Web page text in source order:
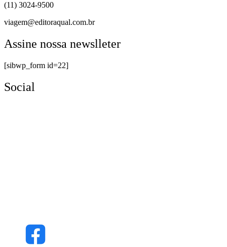
(11) 3024-9500
viagem@editoraqual.com.br
Assine nossa newslleter
[sibwp_form id=22]
Social